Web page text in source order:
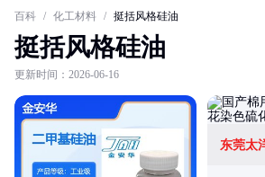
百科 / 化工材料 / 挺括风格硅油
挺括风格硅油
更新时间：2026-06-16